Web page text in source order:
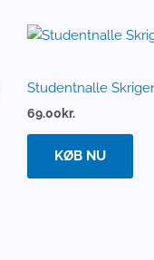
Studentnalle
69.00kr.
KØB NU